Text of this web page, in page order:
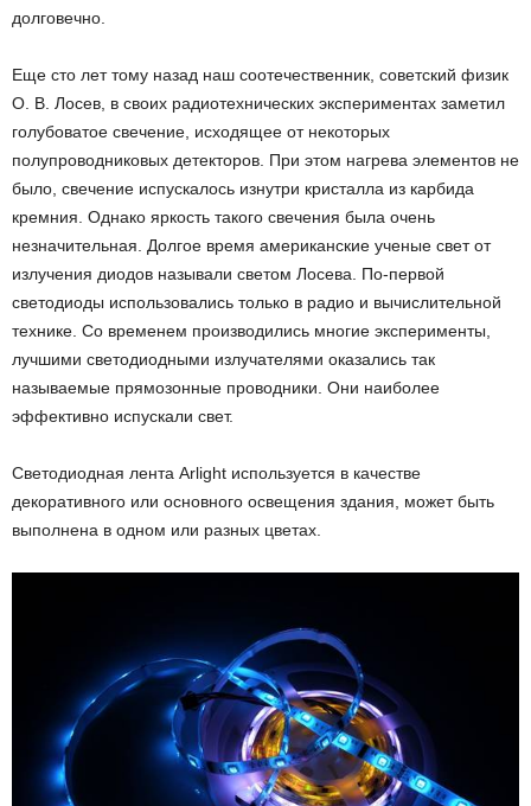
долговечно.
Еще сто лет тому назад наш соотечественник, советский физик
О. В. Лосев, в своих радиотехнических экспериментах заметил
голубоватое свечение, исходящее от некоторых
полупроводниковых детекторов. При этом нагрева элементов не
было, свечение испускалось изнутри кристалла из карбида
кремния. Однако яркость такого свечения была очень
незначительная. Долгое время американские ученые свет от
излучения диодов называли светом Лосева. По-первой
светодиоды использовались только в радио и вычислительной
технике. Со временем производились многие эксперименты,
лучшими светодиодными излучателями оказались так
называемые прямозонные проводники. Они наиболее
эффективно испускали свет.
Светодиодная лента Arlight используется в качестве
декоративного или основного освещения здания, может быть
выполнена в одном или разных цветах.